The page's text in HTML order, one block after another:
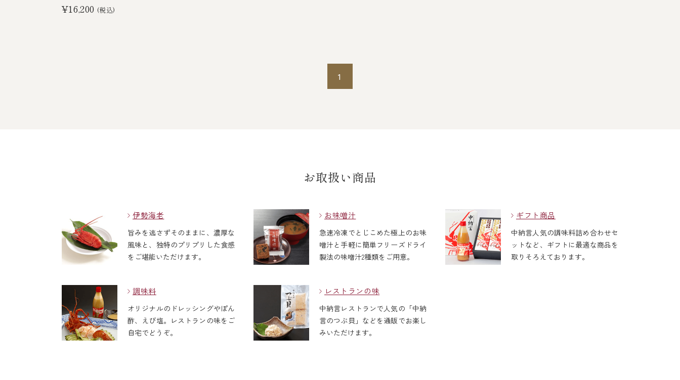
¥16,200 (税込)
1
お取扱い商品
伊勢海老
旨みを逃さずそのままに、濃厚な
風味と、独特のプリプリした食感
をご堪能いただけます。
お味噌汁
急速冷凍でとじこめた極上のお味
噌汁と手軽に簡単フリーズドライ
製法の味噌汁2種類をご用意。
ギフト商品
中納言人気の調味料詰め合わせセ
ットなど、ギフトに最適な商品を
取りそろえております。
調味料
オリジナルのドレッシングやぽん
酢、えび塩。レストランの味をご
自宅でどうぞ。
レストランの味
中納言レストランで人気の「中納
言のつぶ貝」などを通販でお楽し
みいただけます。